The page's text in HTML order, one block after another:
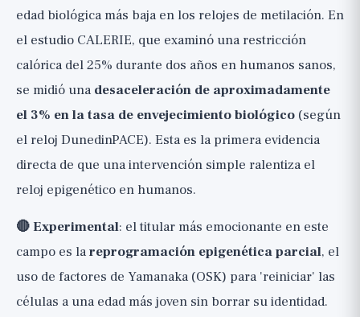
edad biológica más baja en los relojes de metilación. En
el estudio CALERIE, que examinó una restricción
calórica del 25% durante dos años en humanos sanos,
se midió una desaceleración de aproximadamente
el 3% en la tasa de envejecimiento biológico (según
el reloj DunedinPACE). Esta es la primera evidencia
directa de que una intervención simple ralentiza el
reloj epigenético en humanos.
🔴 Experimental: el titular más emocionante en este
campo es lareprogramación epigenética parcial, el
uso de factores de Yamanaka (OSK) para 'reiniciar' las
células a una edad más joven sin borrar su identidad.